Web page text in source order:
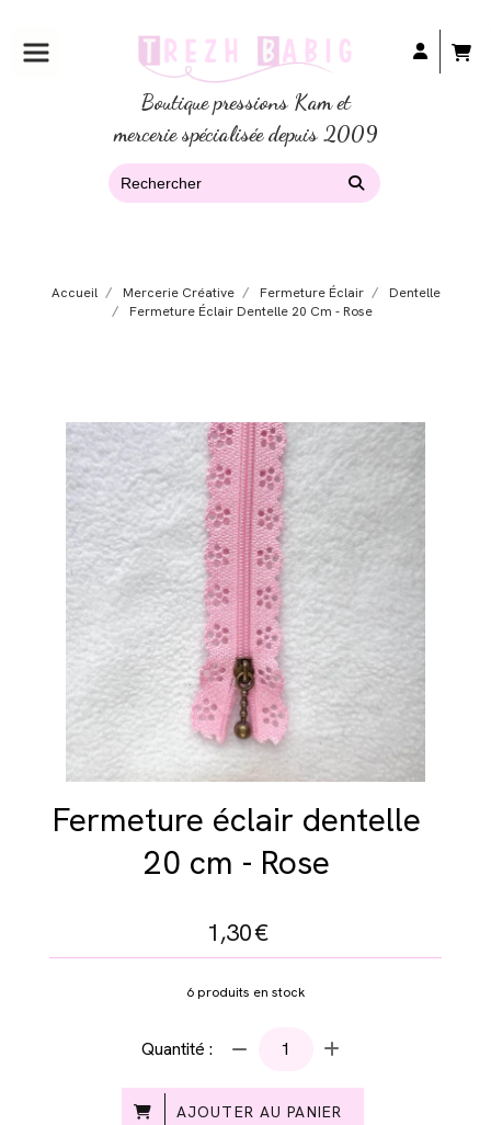
Boutique pressions Kam et
mercerie spécialisée depuis 2009
Accueil Mercerie Créative Fermeture Éclair
Dentelle
Fermeture Éclair Dentelle 20 Cm - Rose
Fermeture éclair dentelle
20 cm - Rose
1,30€
6produits en stock
Quantité :
AJOUTER AU PANIER